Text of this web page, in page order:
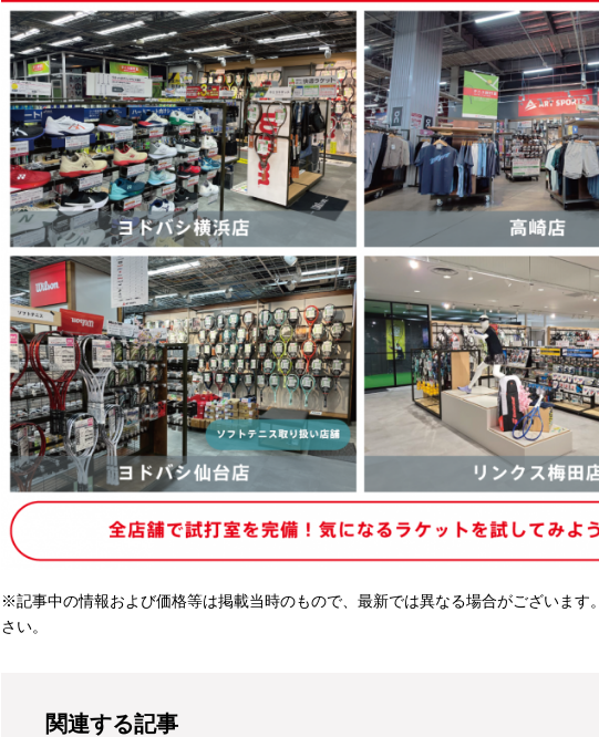
※記事中の情報および価格等は掲載当時のもので、最新では異なる場合がございます
さい。
関連する記事